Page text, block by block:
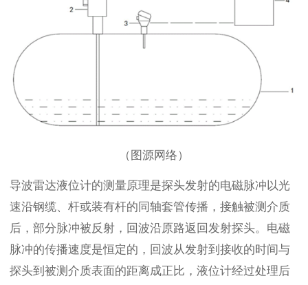
（图源网络）
导波雷达液位计的测量原理是探头发射的电磁脉冲以光
速沿钢缆、杆或装有杆的同轴套管传播，接触被测介质
后，部分脉冲被反射，回波沿原路返回发射探头。电磁
脉冲的传播速度是恒定的，回波从发射到接收的时间与
探头到被测介质表面的距离成正比，液位计经过处理后